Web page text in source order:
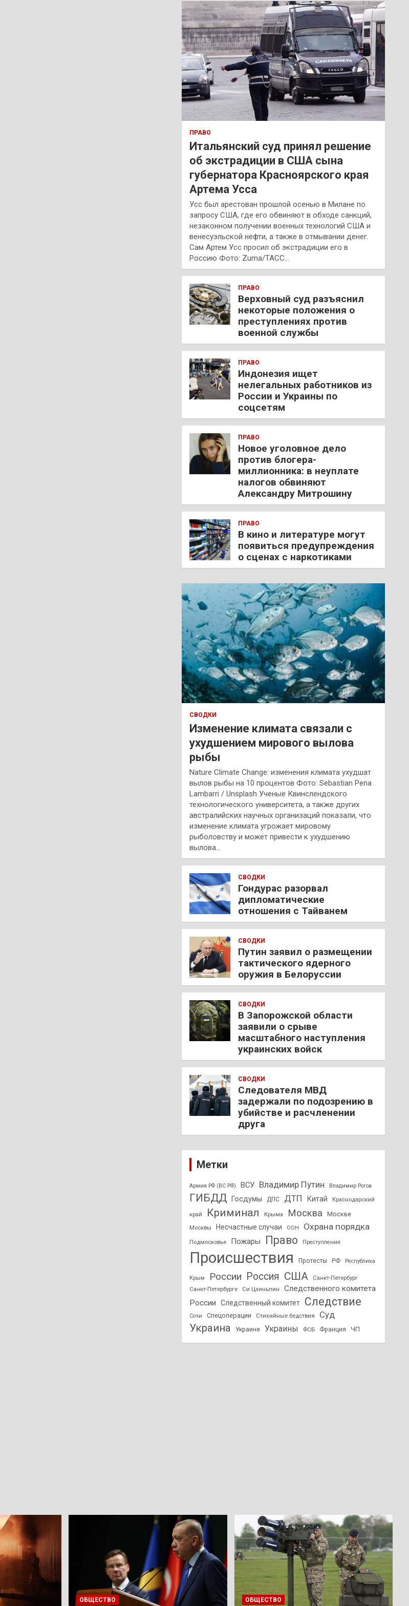
к
ПРАВО
Итальянский суд принял решение
об экстрадиции в США сына
губернатора Красноярского края
Артема Усса
Усс был арестован прошлой осенью в Милане по
запросу США, где его обвиняют в обходе санкций,
незаконном получении военных технологий США и
венесуэльской нефти, а также в отмывании денег.
Сам Артем Усс просил об экстрадиции его в
Россию Фото: Zuma/ТАСС…
ПРАВО
Верховный суд разъяснил
некоторые положения о
преступлениях против
военной службы
ПРАВО
Индонезия ищет
нелегальных работников из
России и Украины по
соцсетям
ПРАВО
Новое уголовное дело
против блогера-
миллионника: в неуплате
налогов обвиняют
Александру Митрошину
ПРАВО
В кино и литературе могут
появиться предупреждения
о сценах с наркотиками
СВОДКИ
Изменение климата связали с
ухудшением мирового вылова
рыбы
Nature Climate Change: изменения климата ухудшат
вылов рыбы на 10 процентов Фото: Sebastian Pena
Lambarri / Unsplash Ученые Квинслендского
технологического университета, а также других
австралийских научных организаций показали, что
изменение климата угрожает мировому
рыболовству и может привести к ухудшению
вылова…
СВОДКИ
Гондурас разорвал
дипломатические
отношения с Тайванем
СВОДКИ
Путин заявил о размещении
тактического ядерного
оружия в Белоруссии
СВОДКИ
В Запорожской области
заявили о срыве
масштабного наступления
украинских войск
СВОДКИ
Следователя МВД
задержали по подозрению в
убийстве и расчленении
друга
Метки
Армия РФ (ВС РФ) ВСУ Владимир Путин Владимир Рогов
ГИБДД Госдумы ДПС ДТП Китай Краснодарский
край Криминал Крыма Москва Москве
Москвы Несчастные случаи ООН Охрана порядка
Подмосковье Пожары Право Преступления
Происшествия Протесты РФ Республика
Крым России Россия США
Санкт-Петербург
Санкт-Петербурге
Си Цзиньпин
Следственного комитета
России
Следственный комитет Следствие
Сочи Спецоперации Стихийные бедствия Суд
Украина Украине Украины ФСБ Франция ЧП
ОБЩЕСТВО ОБЩЕСТВО